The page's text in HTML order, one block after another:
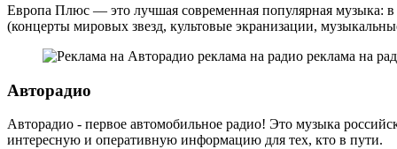
Европа Плюс — это лучшая современная популярная музыка:
(концерты мировых звезд, культовые экранизации,
Авторадио
Авторадио - первое автомобильное радио! Это музыка
интересную и оперативную информацию для тех, кто в пути.